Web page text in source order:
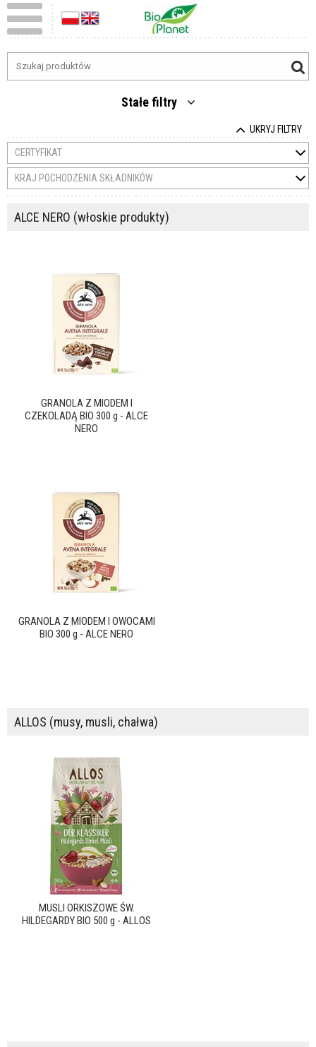
Stałe filtry
UKRYJ FILTRY
CERTYFIKAT
KRAJ POCHODZENIA SKŁADNIKÓW
ALCE NERO (włoskie produkty)
GRANOLA Z MIODEM I
CZEKOLADĄ BIO 300 g - ALCE
NERO
GRANOLA Z MIODEM I OWOCAMI
BIO 300 g - ALCE NERO
ALLOS (musy, musli, chałwa)
MUSLI ORKISZOWE ŚW.
HILDEGARDY BIO 500 g - ALLOS